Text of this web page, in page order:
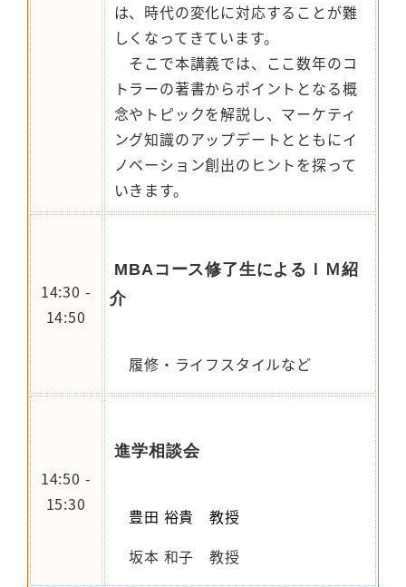
は、時代の変化に対応することが難
しくなってきています。
そこで本講義では、ここ数年のコ
トラーの著書からポイントとなる概
念やトピックを解説し、マーケティ
ング知識のアップデートとともにイ
ノベーション創出のヒントを探って
いきます。
14:30 -
14:50
MBAコース修了生によるＩＭ紹
介
履修・ライフスタイルなど
14:50 -
15:30
進学相談会
豊田 裕貴 教授
坂本 和子 教授